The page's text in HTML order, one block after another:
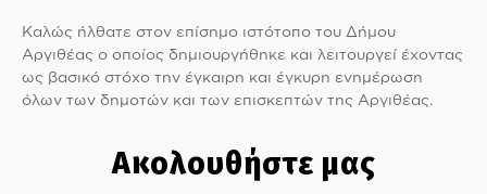
Καλώς ήλθατε στον επίσημο ιστότοπο του Δήμου
Αργιθέας ο οποίος δημιουργήθηκε και λειτουργεί έχοντας
ως βασικό στόχο την έγκαιρη και έγκυρη ενημέρωση
όλων των δημοτών και των επισκεπτών της Αργιθέας.
Ακολουθήστε μας